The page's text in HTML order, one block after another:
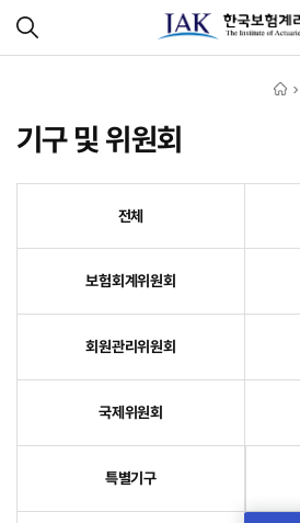
기구 및 위원회
전체
보험회계위원회
회원관리위원회
국제위원회
특별기구